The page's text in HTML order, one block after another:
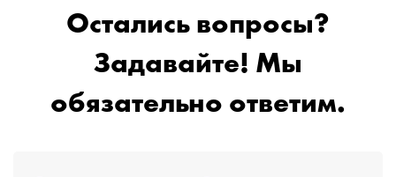
Остались вопросы?
Задавайте! Мы
обязательно ответим.